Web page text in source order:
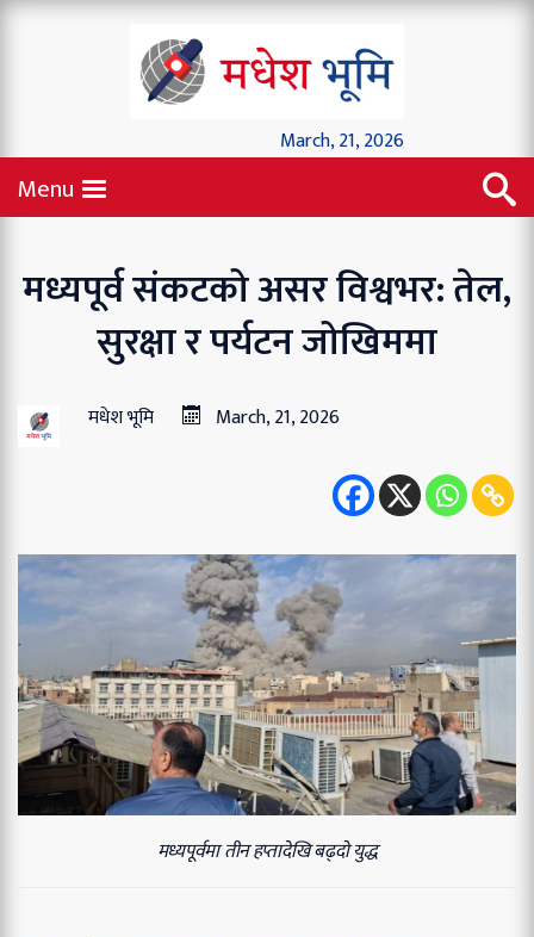
March, 21, 2026
Menu
मध्यपूर्व संकटको असर विश्वभर: तेल,
सुरक्षा र पर्यटन जोखिममा
मधेश भूमि March, 21, 2026
मध्यपूर्वमा तीन हप्तादेखि बढ्दो युद्ध